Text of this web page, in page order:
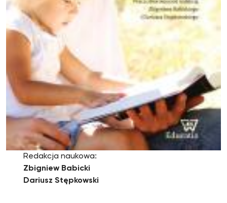
Redakcja naukowa:
Zbigniew Babicki
Dariusz Stępkowski